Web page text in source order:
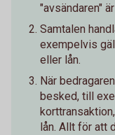
"avsändaren"
Samtalen
exempelvis
eller lån.
När
besked, till
lån. Allt för att